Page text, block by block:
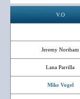
V.O
Jeremy Northam
Lana Parrilla
Mike Vogel